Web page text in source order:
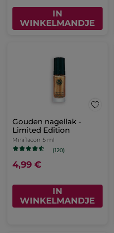
IN
WINKELMANDJE
Gouden nagellak -
Limited Edition
Miniflacon 5 ml
(120)
4,99 €
IN
WINKELMANDJE